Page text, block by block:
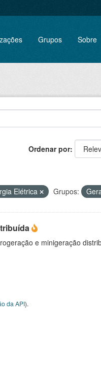
Grupos Sobre
Ordenar por
Elétrica Grupos:
e minigeração
da API).